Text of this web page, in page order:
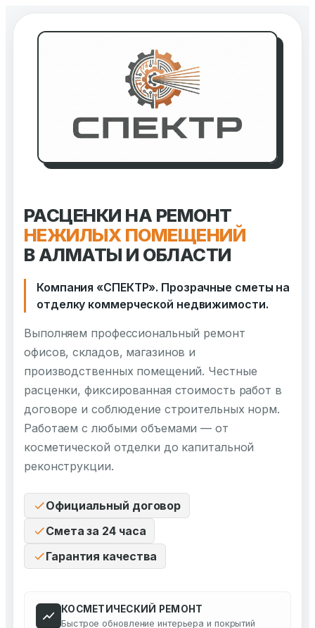
РАСЦЕНКИ НА РЕМОНТ
НЕЖИЛЫХ ПОМЕЩЕНИЙ
В АЛМАТЫ И ОБЛАСТИ
Компания «СПЕКТР». Прозрачные сметы на
отделку коммерческой недвижимости.
Выполняем профессиональный ремонт
офисов, складов, магазинов и
производственных помещений. Честные
расценки, фиксированная стоимость работ в
договоре и соблюдение строительных норм.
Работаем с любыми объемами — от
косметической отделки до капитальной
реконструкции.
Официальный договор
Смета за 24 часа
Гарантия качества
КОСМЕТИЧЕСКИЙ РЕМОНТ
Быстрое обновление интерьера и покрытий